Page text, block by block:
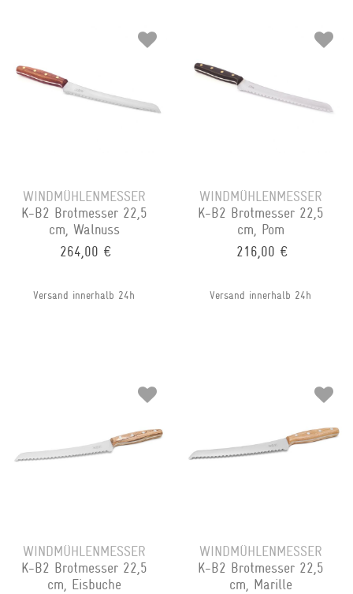
WINDMÜHLENMESSER
K-B2 Brotmesser 22,5
cm, Walnuss
264,00 €
Versand innerhalb 24h
WINDMÜHLENMESSER
K-B2 Brotmesser 22,5
cm, Pom
216,00 €
Versand innerhalb 24h
WINDMÜHLENMESSER
K-B2 Brotmesser 22,5
cm, Eisbuche
WINDMÜHLENMESSER
K-B2 Brotmesser 22,5
cm, Marille